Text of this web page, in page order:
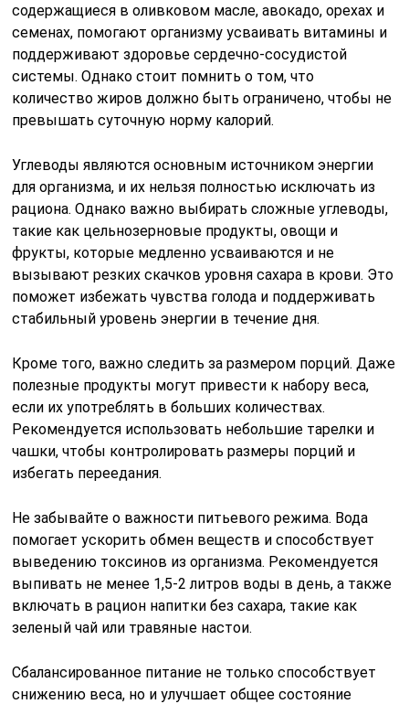
содержащиеся в оливковом масле, авокадо, орехах и
семенах, помогают организму усваивать витамины и
поддерживают здоровье сердечно-сосудистой
системы. Однако стоит помнить о том, что
количество жиров должно быть ограничено, чтобы не
превышать суточную норму калорий.
Углеводы являются основным источником энергии
для организма, и их нельзя полностью исключать из
рациона. Однако важно выбирать сложные углеводы,
такие как цельнозерновые продукты, овощи и
фрукты, которые медленно усваиваются и не
вызывают резких скачков уровня сахара в крови. Это
поможет избежать чувства голода и поддерживать
стабильный уровень энергии в течение дня.
Кроме того, важно следить за размером порций. Даже
полезные продукты могут привести к набору веса,
если их употреблять в больших количествах.
Рекомендуется использовать небольшие тарелки и
чашки, чтобы контролировать размеры порций и
избегать переедания.
Не забывайте о важности питьевого режима. Вода
помогает ускорить обмен веществ и способствует
выведению токсинов из организма. Рекомендуется
выпивать не менее 1,5-2 литров воды в день, а также
включать в рацион напитки без сахара, такие как
зеленый чай или травяные настои.
Сбалансированное питание не только способствует
снижению веса, но и улучшает общее состояние